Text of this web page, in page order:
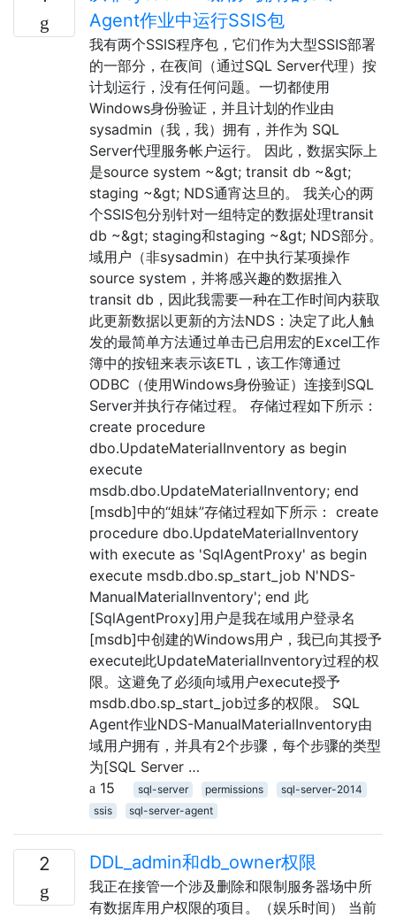
Agent作业中运行SSIS包
我有两个SSIS程序包，它们作为大型SSIS部署
的一部分，在夜间（通过SQL Server代理）按
计划运行，没有任何问题。一切都使用
Windows身份验证，并且计划的作业由
sysadmin（我，我）拥有，并作为 SQL
Server代理服务帐户运行。 因此，数据实际上
是source system ~&gt; transit db ~&gt;
staging ~&gt; NDS通宵达旦的。 我关心的两
个SSIS包分别针对一组特定的数据处理transit
db ~&gt; staging和staging ~&gt; NDS部分。
域用户（非sysadmin）在中执行某项操作
source system，并将感兴趣的数据推入
transit db，因此我需要一种在工作时间内获取
此更新数据以更新的方法NDS：决定了此人触
发的最简单方法通过单击已启用宏的Excel工作
簿中的按钮来表示该ETL，该工作簿通过
ODBC（使用Windows身份验证）连接到SQL
Server并执行存储过程。 存储过程如下所示：
create procedure
dbo.UpdateMaterialInventory as begin
execute
msdb.dbo.UpdateMaterialInventory; end
[msdb]中的“姐妹”存储过程如下所示： create
procedure dbo.UpdateMaterialInventory
with execute as 'SqlAgentProxy' as begin
execute msdb.dbo.sp_start_job N'NDS-
ManualMaterialInventory'; end 此
[SqlAgentProxy]用户是我在域用户登录名
[msdb]中创建的Windows用户，我已向其授予
execute此UpdateMaterialInventory过程的权
限。这避免了必须向域用户execute授予
msdb.dbo.sp_start_job过多的权限。 SQL
Agent作业NDS-ManualMaterialInventory由
域用户拥有，并具有2个步骤，每个步骤的类型
为[SQL Server …
15
sql-server permissions
sql-server-2014
ssis
sql-server-agent
2 DDL_admin和db_owner权限
我正在接管一个涉及删除和限制服务器场中所
有数据库用户权限的项目。（娱乐时间） 当前